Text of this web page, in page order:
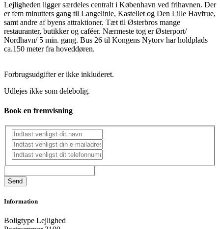
Lejligheden ligger særdeles centralt i København ved frihavnen. Der
er fem minutters gang til Langelinie, Kastellet og Den Lille Havfrue,
samt andre af byens attraktioner. Tæt til Østerbros mange
restauranter, butikker og caféer. Nærmeste tog er Østerport/
Nordhavn/ 5 min. gang. Bus 26 til Kongens Nytorv har holdplads
ca.150 meter fra hoveddøren.
Forbrugsudgifter er ikke inkluderet.
Udlejes ikke som delebolig.
Book en fremvisning
Information
Boligtype Lejlighed